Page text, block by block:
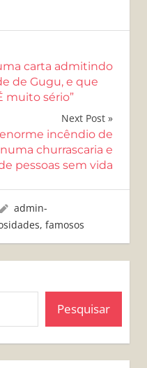
carta admitindo
de Gugu, e que
muito sério”
Next Post
incêndio de
churrascaria e
pessoas sem vida
admin-
,famosos
Pesquisar